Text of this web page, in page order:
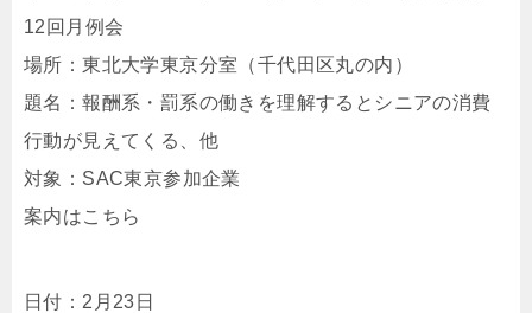
12回月例会
場所：東北大学東京分室（千代田区丸の内）
題名：報酬系・罰系の働きを理解するとシニアの消費
行動が見えてくる、他
対象：SAC東京参加企業
案内はこちら
日付：2月23日